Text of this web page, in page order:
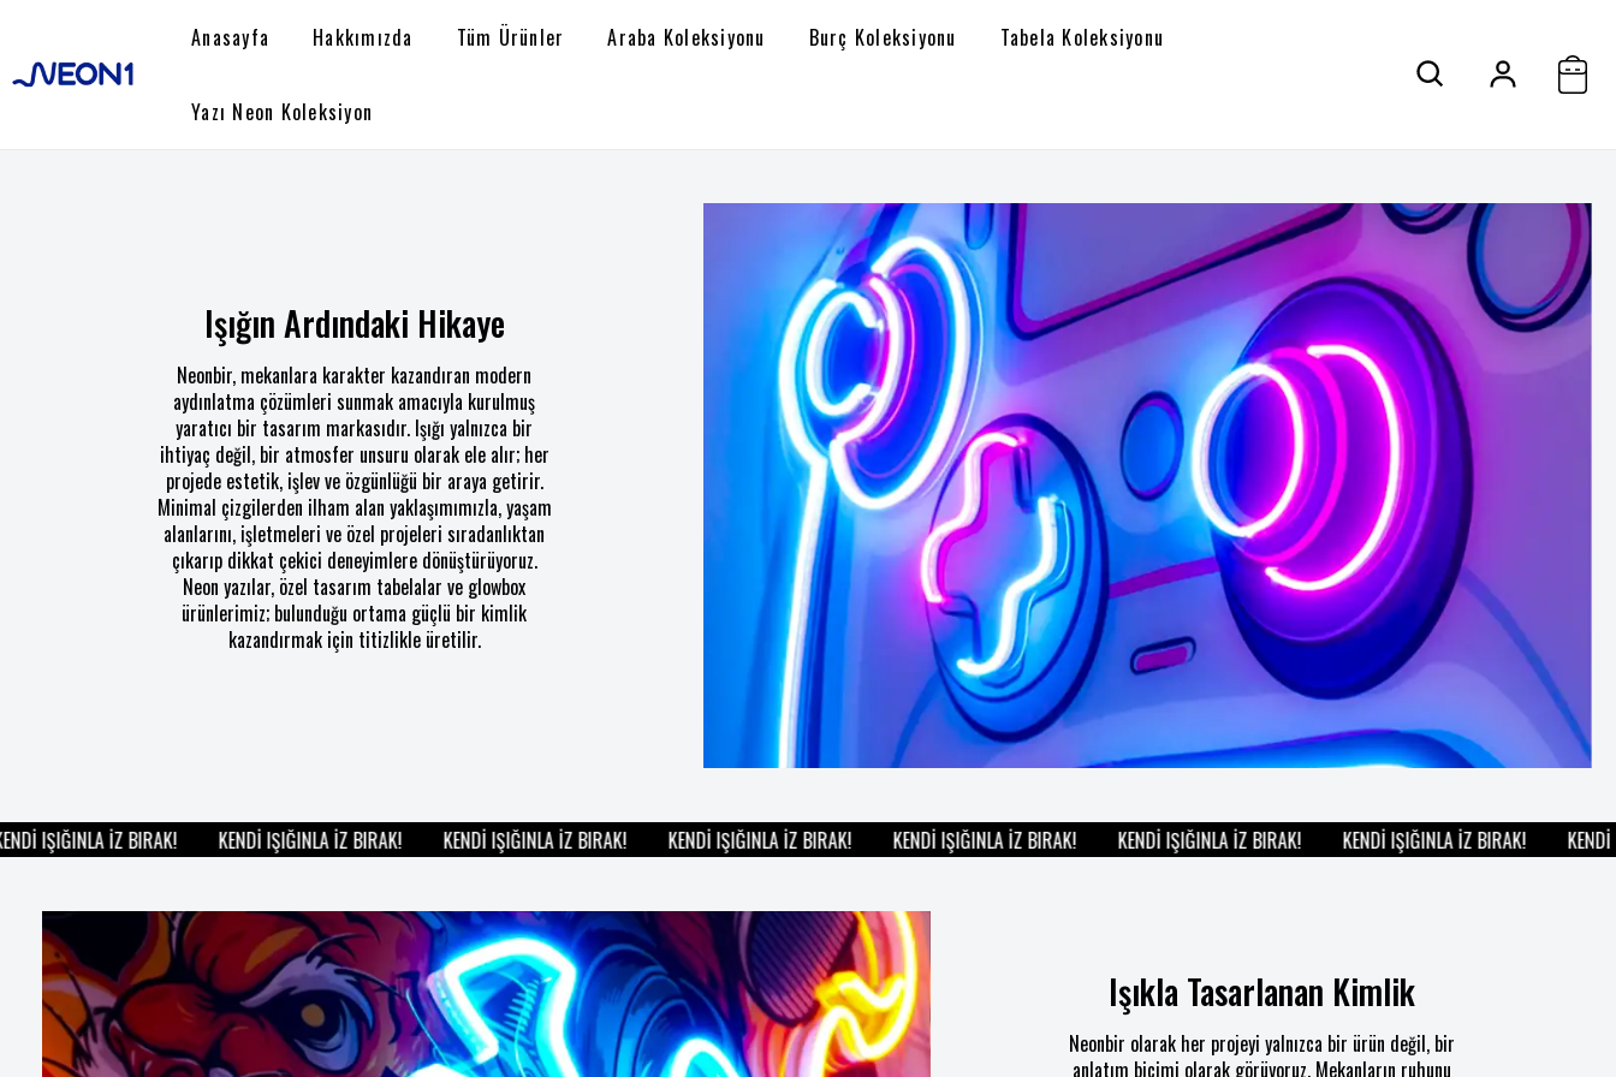
Anasayfa Hakkımızda Tüm Ürünler Araba Koleksiyonu Burç Koleksiyonu Tabela Koleksiyonu
Yazı Neon Koleksiyon
Işığın Ardındaki Hikaye
Neonbir, mekanlara karakter kazandıran modern
aydınlatma çözümleri sunmak amacıyla kurulmuş
yaratıcı bir tasarım markasıdır. Işığı yalnızca bir
ihtiyaç değil, bir atmosfer unsuru olarak ele alır; her
projede estetik, işlev ve özgünlüğü bir araya getirir.
Minimal çizgilerden ilham alan yaklaşımımızla, yaşam
alanlarını, işletmeleri ve özel projeleri sıradanlıktan
çıkarıp dikkat çekici deneyimlere dönüştürüyoruz.
Neon yazılar, özel tasarım tabelalar ve glowbox
ürünlerimiz; bulunduğu ortama güçlü bir kimlik
kazandırmak için titizlikle üretilir.
IŞIĞINLA İZ BIRAK! KENDİ IŞIĞINLA İZ BIRAK! KENDİ IŞIĞINLA İZ BIRAK! KENDİ IŞIĞINLA İZ BIRAK! KENDİ IŞIĞINLA İZ BIRAK! KENDİ IŞIĞINLA İZ BIRAK! KENDİ IŞIĞINLA İZ BIRAK! KENDİ
Işıkla Tasarlanan Kimlik
Neonbir olarak her projeyi yalnızca bir ürün değil, bir
anlatım biçimi olarak görüyoruz. Mekanların ruhunu